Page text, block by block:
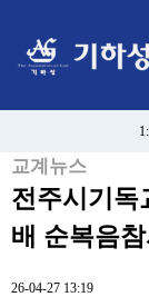
교계뉴스
전주시기독
배 순복음
26-04-27 13:19